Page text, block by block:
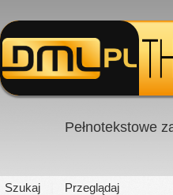
Pełnotekstowe
Szukaj Przeglądaj